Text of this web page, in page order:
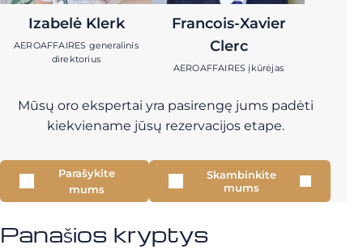
Izabelė Klerk
AEROAFFAIRES generalinis
direktorius
Francois-Xavier
Clerc
AEROAFFAIRES įkūrėjas
Mūsų oro ekspertai yra pasirengę jums padėti
kiekviename jūsų rezervacijos etape.
Parašykite
mums
Skambinkite
mums
Panašios kryptys